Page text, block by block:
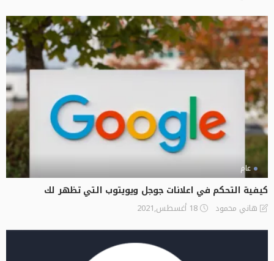
عام
كيفية التحكم في اعلانات جوجل ويويتوب التي تظهر لك
هاني محمود 18 أغسطس,2021